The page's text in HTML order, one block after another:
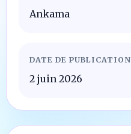
Ankama
DATE DE PUBLICATION
2 juin 2026